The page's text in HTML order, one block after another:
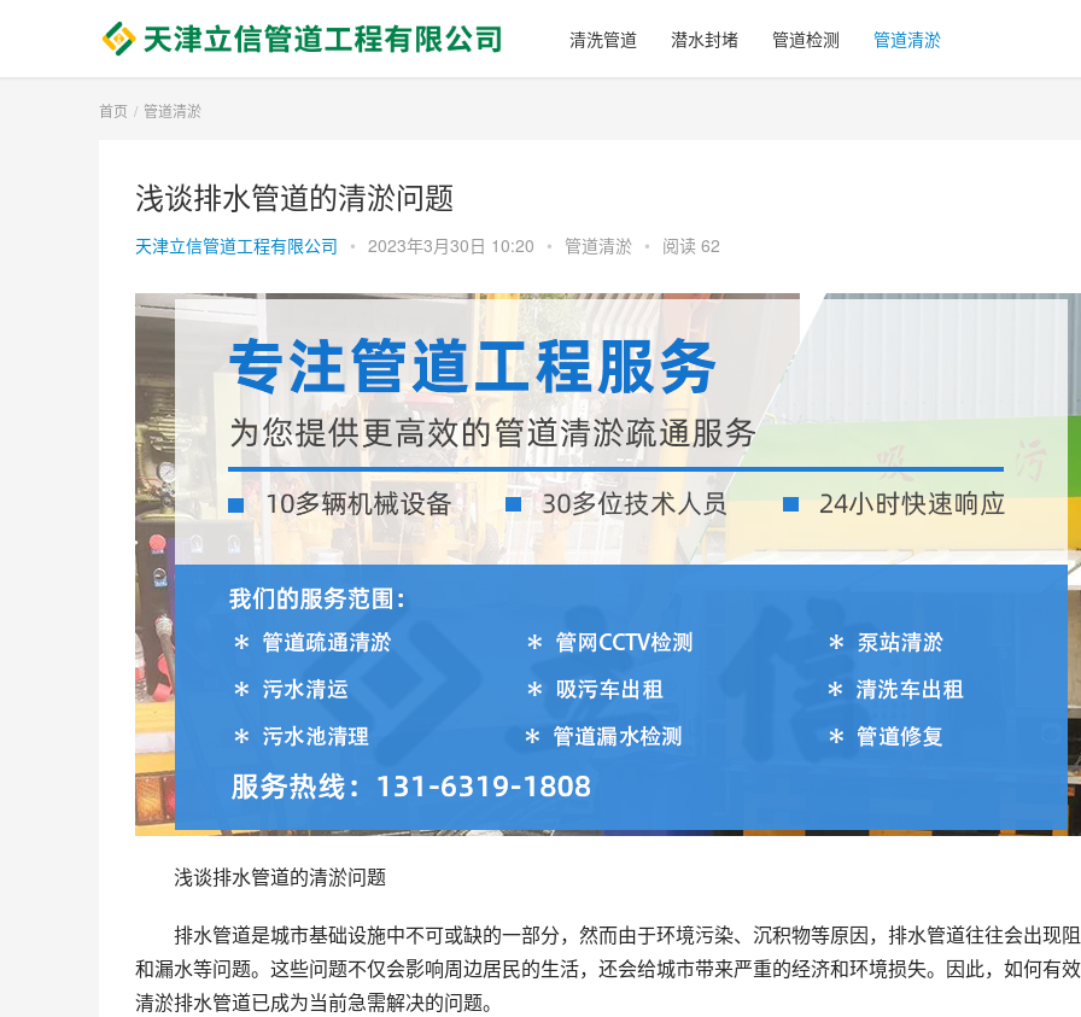
清洗管道 潜水封堵 管道检测 管道清淤
首页 管道清淤
浅谈排水管道的清淤问题
天津立信管道工程有限公司 • 2023年3月30日 10:20 • 管道清淤 • 阅读 62
浅谈排水管道的清淤问题
排水管道是城市基础设施中不可或缺的一部分，然而由于环境污染、沉积物等原因，排水管道往往会出现
和漏水等问题。这些问题不仅会影响周边居民的生活，还会给城市带来严重的经济和环境损失。因此，如何有
清淤排水管道已成为当前急需解决的问题。